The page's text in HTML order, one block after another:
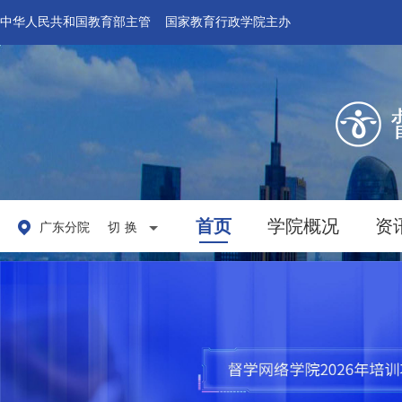
中华人民共和国教育部主管 国家教育行政学院主办
首页 学院概况 资
广东分院 切换